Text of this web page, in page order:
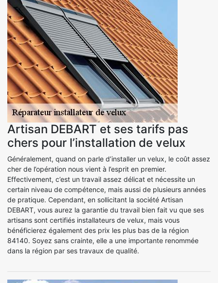
Artisan DEBART et ses tarifs pas
chers pour l’installation de velux
Généralement, quand on parle d’installer un velux, le coût assez
cher de l’opération nous vient à l’esprit en premier.
Effectivement, c’est un travail assez délicat et nécessite un
certain niveau de compétence, mais aussi de plusieurs années
de pratique. Cependant, en sollicitant la société Artisan
DEBART, vous aurez la garantie du travail bien fait vu que ses
artisans sont certifiés installateurs de velux, mais vous
bénéficierez également des prix les plus bas de la région
84140. Soyez sans crainte, elle a une importante renommée
dans la région par ses travaux de qualité.